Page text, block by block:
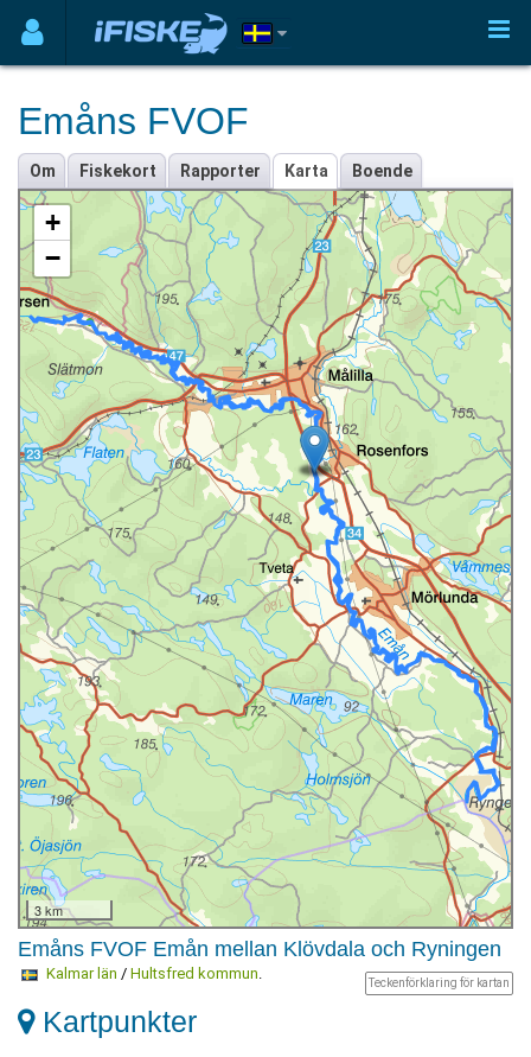
Emåns FVOF
Om Fiskekort Rapporter Karta Boende
+
−
3 km
Emåns FVOF Emån mellan Klövdala och Ryningen
Teckenförklaring för kartan
Kalmar län / Hultsfred kommun.
Kartpunkter